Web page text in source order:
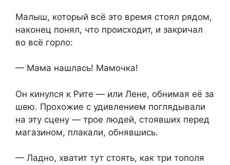
Малыш, который всё это время стоял рядом,
наконец понял, что происходит, и закричал
во всё горло:
— Мама нашлась! Мамочка!
Он кинулся к Рите — или Лене, обнимая её за
шею. Прохожие с удивлением поглядывали
на эту сцену — трое людей, стоявших перед
магазином, плакали, обнявшись.
— Ладно, хватит тут стоять, как три тополя